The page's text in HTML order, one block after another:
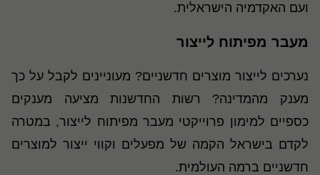
ועם האקדמיה הישראלית.
מעבר מפיתוח לייצור
נערכים לייצור מוצרים חדשניים? מעוניינים לקבל על כך
מענק מהמדינה? רשות החדשנות מציעה מענקים
כספיים למימון פרוייקטי מעבר מפיתוח לייצור, במטרה
לקדם בישראל הקמה של מפעלים וקווי ייצור למוצרים
חדשניים ברמה העולמית.